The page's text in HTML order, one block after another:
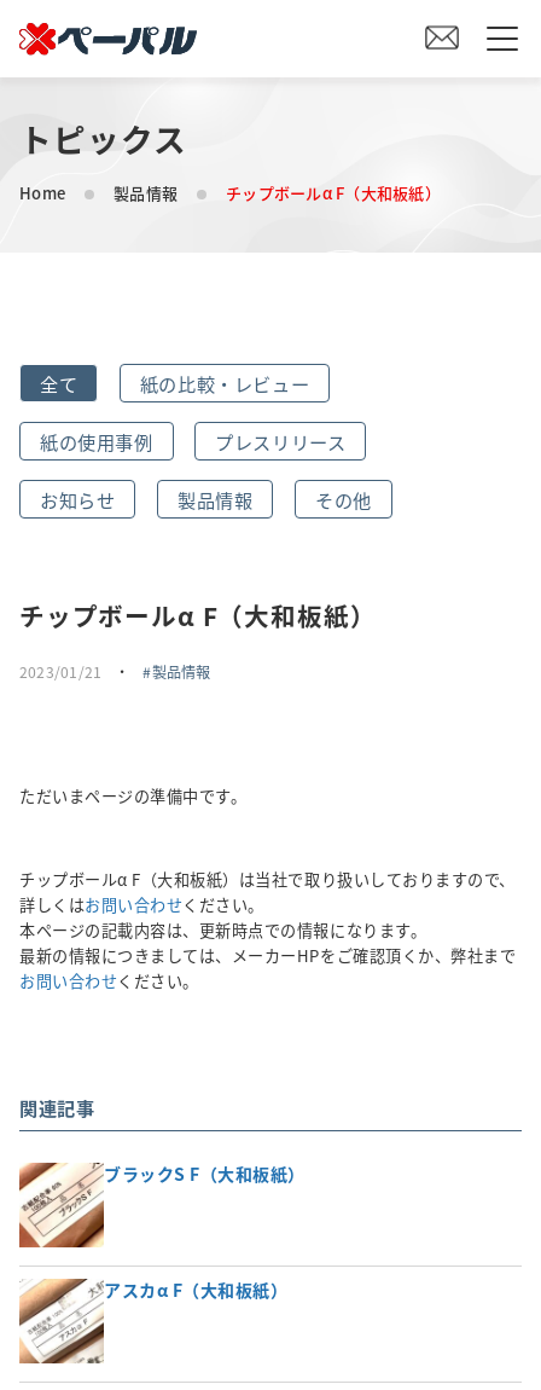
HOME
初めての方へ
会社案内
事業内容
トピックス
Home 製品情報 チップボールα F（大和板紙）
全て 紙の比較・レビュー
紙の使用事例 プレスリリース
お知らせ 製品情報 その他
チップボールα F（大和板紙）
2023/01/21 ・ 製品情報
ただいまページの準備中です。
チップボールα F（大和板紙）は当社で取り扱いしておりますので、
詳しくはお問い合わせください。
本ページの記載内容は、更新時点での情報になります。
最新の情報につきましては、メーカーHPをご確認頂くか、弊社まで
お問い合わせください。
関連記事
ブラックS F（大和板紙）
アスカα F（大和板紙）